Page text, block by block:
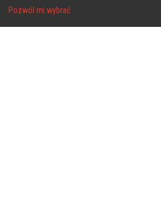
Pozwól mi wybrać